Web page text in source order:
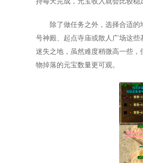
除了做任务之外，选择合适
号神殿、起点寺庙或散人广场这
迷失之地，虽然难度稍微高一些
物掉落的元宝数量更可观。